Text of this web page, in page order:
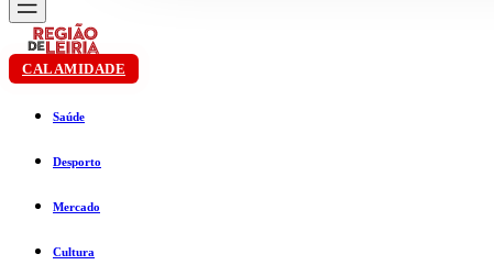
CALAMIDADE
Saúde
Desporto
Mercado
Cultura